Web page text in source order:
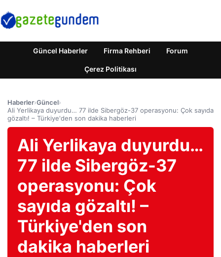
Güncel Haberler Firma Rehberi Forum
Çerez Politikası
Haberler›Güncel›
Ali Yerlikaya duyurdu… 77 ilde Sibergöz-37 operasyonu: Çok sayıda
gözaltı! – Türkiye'den son dakika haberleri
Ali Yerlikaya duyurdu…
77 ilde Sibergöz-37
operasyonu: Çok
sayıda gözaltı! –
Türkiye'den son
dakika haberleri